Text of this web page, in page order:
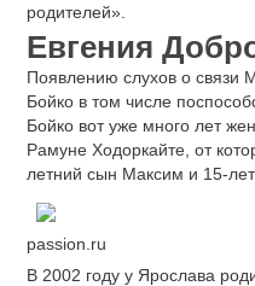
родителей».
Евгения
Появлению слухов о
Бойко в том числе
Бойко вот уже много лет
Рамуне Ходоркайте, от
летний сын Максим и 15-
passion.ru
В 2002 году у Ярослава